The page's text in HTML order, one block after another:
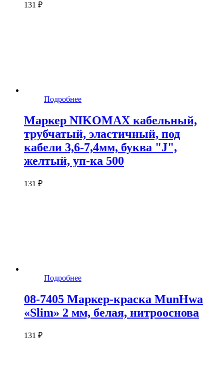
131 ₽
Подробнее
Маркер NIKOMAX кабельный,
трубчатый, эластичный, под
кабели 3,6-7,4мм, буква "J",
желтый, уп-ка 500
131 ₽
Подробнее
08-7405 Маркер-краска MunHwa
«Slim» 2 мм, белая, нитрооснова
131 ₽